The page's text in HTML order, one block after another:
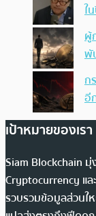
ใ
ผู้
พั
ก
อี
เป้าหมายของเรา
Siam Blockchain
Cryptocurrency แล
รวบรวมข้อมูลส่วนใ